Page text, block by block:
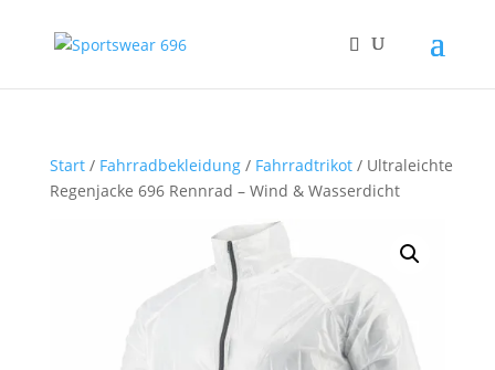
Start/ Fahrradbekleidung/ Fahrradtrikot/ Ultraleichte
Regenjacke 696 Rennrad – Wind & Wasserdicht